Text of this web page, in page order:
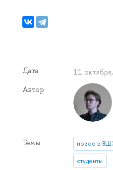
Дата 11
Автор
Темы новое в
студенты